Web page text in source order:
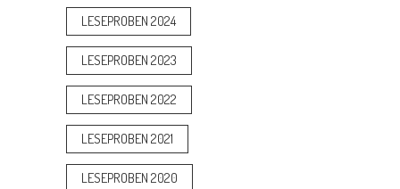
LESEPROBEN 2024
LESEPROBEN 2023
LESEPROBEN 2022
LESEPROBEN 2021
LESEPROBEN 2020